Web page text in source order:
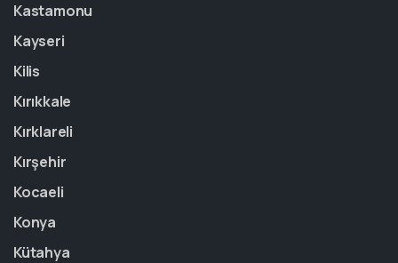
Kastamonu
Kayseri
Kilis
Kırıkkale
Kırklareli
Kırşehir
Kocaeli
Konya
Kütahya